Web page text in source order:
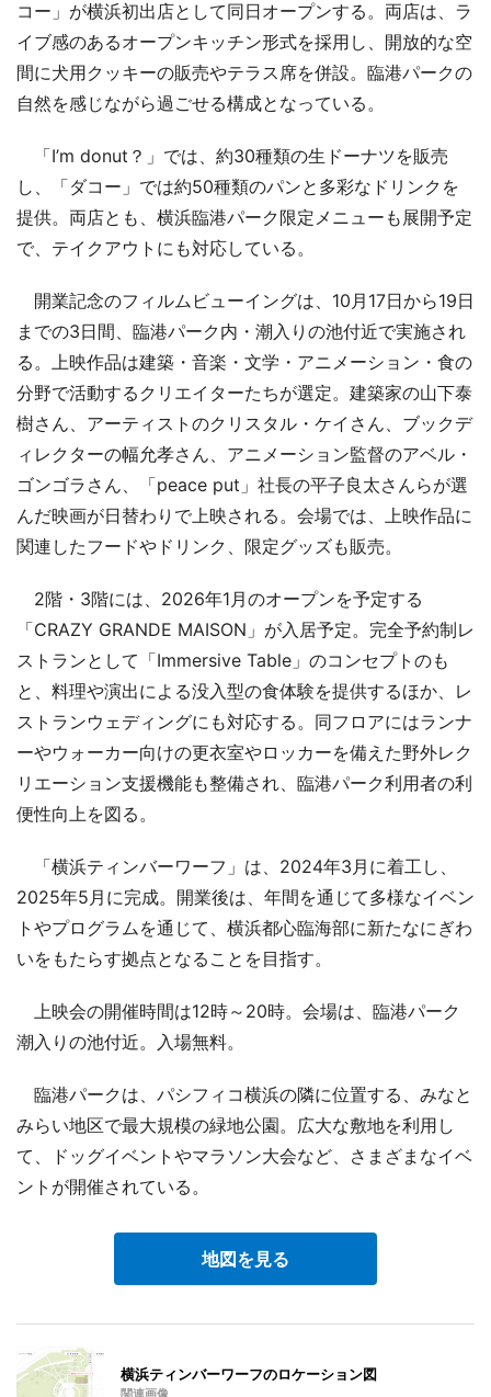
コー」が横浜初出店として同日オープンする。両店は、ラ
イブ感のあるオープンキッチン形式を採用し、開放的な空
間に犬用クッキーの販売やテラス席を併設。臨港パークの
自然を感じながら過ごせる構成となっている。
「I’m donut？」では、約30種類の生ドーナツを販売
し、「ダコー」では約50種類のパンと多彩なドリンクを
提供。両店とも、横浜臨港パーク限定メニューも展開予定
で、テイクアウトにも対応している。
開業記念のフィルムビューイングは、10月17日から19日
までの3日間、臨港パーク内・潮入りの池付近で実施され
る。上映作品は建築・音楽・文学・アニメーション・食の
分野で活動するクリエイターたちが選定。建築家の山下泰
樹さん、アーティストのクリスタル・ケイさん、ブックデ
ィレクターの幅允孝さん、アニメーション監督のアベル・
ゴンゴラさん、「peace put」社長の平子良太さんらが選
んだ映画が日替わりで上映される。会場では、上映作品に
関連したフードやドリンク、限定グッズも販売。
2階・3階には、2026年1月のオープンを予定する
「CRAZY GRANDE MAISON」が入居予定。完全予約制レ
ストランとして「Immersive Table」のコンセプトのも
と、料理や演出による没入型の食体験を提供するほか、レ
ストランウェディングにも対応する。同フロアにはランナ
ーやウォーカー向けの更衣室やロッカーを備えた野外レク
リエーション支援機能も整備され、臨港パーク利用者の利
便性向上を図る。
「横浜ティンバーワーフ」は、2024年3月に着工し、
2025年5月に完成。開業後は、年間を通じて多様なイベン
トやプログラムを通じて、横浜都心臨海部に新たなにぎわ
いをもたらす拠点となることを目指す。
上映会の開催時間は12時～20時。会場は、臨港パーク
潮入りの池付近。入場無料。
臨港パークは、パシフィコ横浜の隣に位置する、みなと
みらい地区で最大規模の緑地公園。広大な敷地を利用し
て、ドッグイベントやマラソン大会など、さまざまなイベ
ントが開催されている。
地図を見る
横浜ティンバーワーフのロケーション図
関連画像